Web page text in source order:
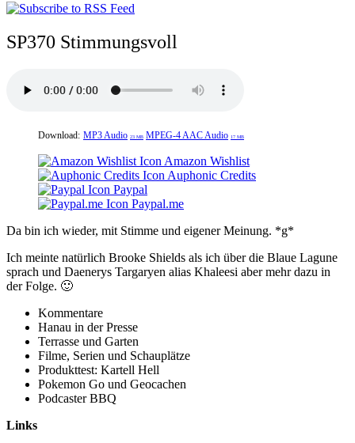
SP370 Stimmungsvoll
Download: MP3 Audio 23 MB MPEG-4 AAC Audio 17 MB
Amazon Wishlist
Auphonic Credits
Paypal
Paypal.me
Da bin ich wieder, mit Stimme und eigener Meinung. *g*
Ich meinte natürlich Brooke Shields als ich über die Blaue Lagune
sprach und Daenerys Targaryen alias Khaleesi aber mehr dazu in
der Folge. 🙂
Kommentare
Hanau in der Presse
Terrasse und Garten
Filme, Serien und Schauplätze
Produkttest: Kartell Hell
Pokemon Go und Geocachen
Podcaster BBQ
Links